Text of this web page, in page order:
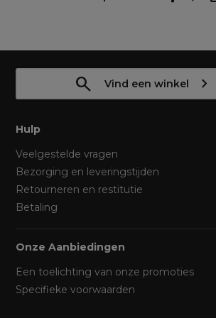
Vind een winkel
Hulp
Veelgestelde vragen
Bezorging en leveringstijden
Retourneren en restitutie
Betaling
Onze Aanbiedingen
Een toelichting van onze promoties
Specifieke voorwaarden